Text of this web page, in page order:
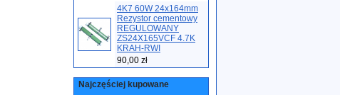
4K7 60W 24x164mm
Rezystor cementowy
REGULOWANY
ZS24X165VCF 4.7K
KRAH-RWI
90,00 zł
Najczęściej kupowane